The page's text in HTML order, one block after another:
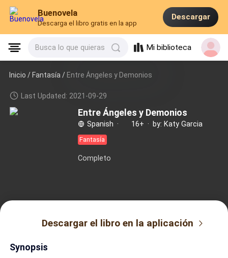
Buenovela
Descarga el libro gratis en la app
Descargar
Busca lo que quieras Mi biblioteca
Inicio /Fantasía / Entre Ángeles y Demonios
Last Updated: 2021-09-29
Entre Ángeles y Demonios
Spanish · 16+ · by: Katy Garcia
Fantasía
Completo
Descargar el libro en la aplicación
Synopsis